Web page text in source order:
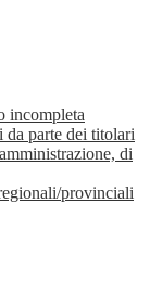
incompleta
da parte dei titolari
di
provinciali